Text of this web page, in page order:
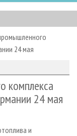
24 мая
комплекса
24 мая
и